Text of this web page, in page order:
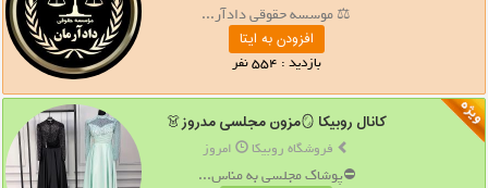
⚖️ موسسه حقوقی دادآر...
افزودن به ایتا
بازدید : 554 نفر
کانال روبیکا 🪞مزون مجلسی مدروز👗
فروشگاه روبیکا امروز
⛔پوشاک مجلسی به مناس...